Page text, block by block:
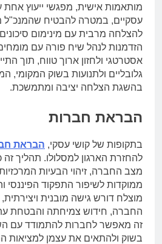
מותאמות אישית, מפגשי ייעוץ אחת
עסקיים, במטרה להבטיח שהמנכ"ל
להצלחה מרבית עם מינימום
הזדמנות לנהל שיח פורה עם מומחים
אסטרטגי ולחזון ארוך טווח, תוך
גלובליים ולתנועות בשוק המקומי,
בהשגת הצלחה יציבה ומתמשכת.
הבראת חברות
בתקופות של קושי עסקי, הבראת
להחזרת הארגון למסלולו. תהליך זה
מצב החברה, זיהוי הבעיות
ממוקדות לשיפור התפקוד הפיננסי
מוצלח דורש גישה מובנית
החברה, חידוש צמיחתה והבטחת
זה מאפשר לחברות להתמודד עם
בשוק ולהתאים את עצמן למציאות